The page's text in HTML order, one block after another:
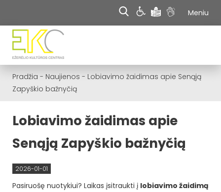
Meniu
Pradžia - Naujienos - Lobiavimo žaidimas apie Senąją
Zapyškio bažnyčią
Lobiavimo žaidimas apie
Senąją Zapyškio bažnyčią
2026-01-01
Pasiruošę nuotykiui? Laikas įsitraukti į lobiavimo žaidimą